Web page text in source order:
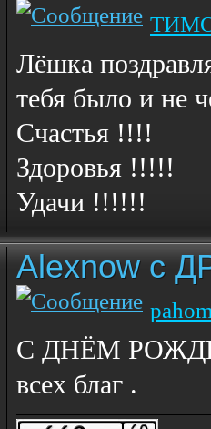
Лёшка
тебя было и не
Счастья !!!!
Здоровья !!!!!
Удачи !!!!!!
Alexnow c
С ДНЁМ
всех благ .